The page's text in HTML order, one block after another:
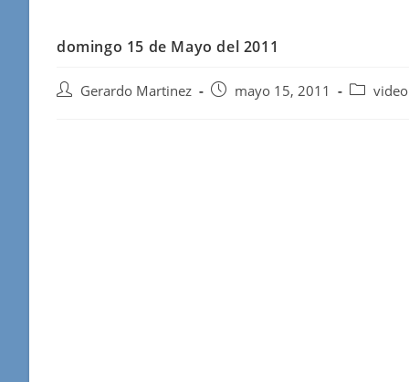
domingo 15 de Mayo del 2011
AutorGerardo Martinez
Publicación
mayo 15, 2011
Categoría
video